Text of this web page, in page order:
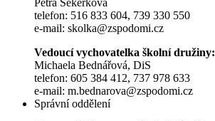
Petra Sekerková
telefon: 516 833 604, 739 330 550
e-mail: skolka@zspodomi.cz
Vedoucí vychovatelka školní družiny:
Michaela Bednářová, DiS
telefon: 605 384 412, 737 978 633
e-mail: m.bednarova@zspodomi.cz
Správní oddělení